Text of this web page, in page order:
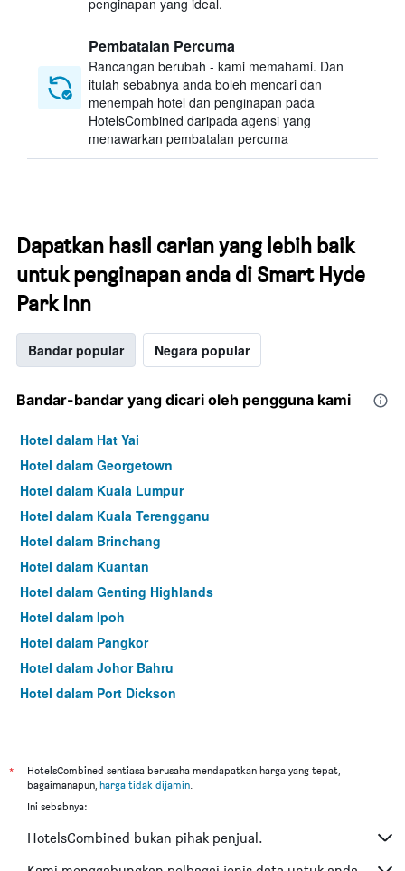
penginapan yang ideal.
Pembatalan Percuma
Rancangan berubah - kami memahami. Dan
itulah sebabnya anda boleh mencari dan
menempah hotel dan penginapan pada
HotelsCombined daripada agensi yang
menawarkan pembatalan percuma
Dapatkan hasil carian yang lebih baik
untuk penginapan anda di Smart Hyde
Park Inn
Bandar popular Negara popular
Bandar-bandar yang dicari oleh pengguna kami
Hotel dalam Hat Yai
Hotel dalam Georgetown
Hotel dalam Kuala Lumpur
Hotel dalam Kuala Terengganu
Hotel dalam Brinchang
Hotel dalam Kuantan
Hotel dalam Genting Highlands
Hotel dalam Ipoh
Hotel dalam Pangkor
Hotel dalam Johor Bahru
Hotel dalam Port Dickson
*
HotelsCombined sentiasa berusaha mendapatkan harga yang tepat,
bagaimanapun, harga tidak dijamin.
Ini sebabnya:
HotelsCombined bukan pihak penjual.